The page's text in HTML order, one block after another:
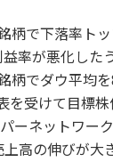
で下落率ト
率が悪化した
でダウ平均
を受けて目標
ーネットワー
高の伸びが